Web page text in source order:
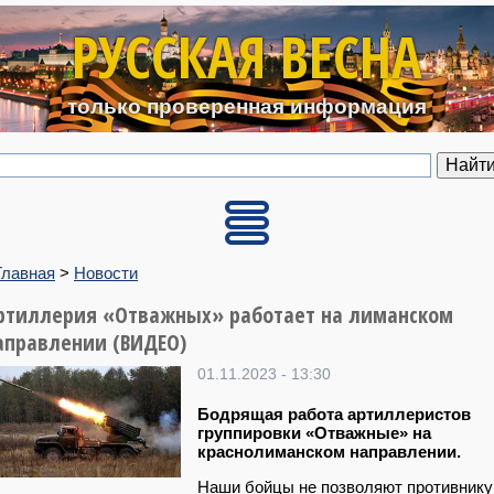
Перейти к основному
РУССКАЯ ВЕСНА
только проверенная информация
> Новости
«Отважных» работает на лиманском
(ВИДЕО)
01.11.2023 - 13:30
Бодрящая работа артиллеристов
группировки «Отважные» на
краснолиманском направлении.
Наши бойцы не позволяют противнику